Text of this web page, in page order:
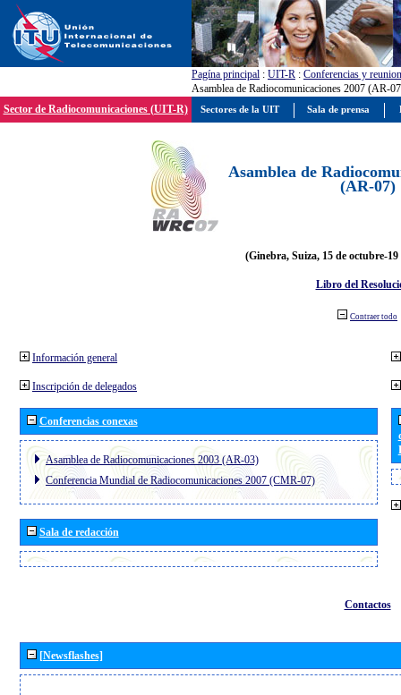
Pagína principal : UIT-R : Conferencias y
Asamblea de Radiocomunicaciones 2007 (AR-
Sector de Radiocomunicaciones (UIT-R)
Asamblea de
(AR-07)
(Ginebra, Suiza, 15 de octubre-19
Libro del
Contraer todo
Información general
Inscripción de delegados
Conferencias conexas
Asamblea de Radiocomunicaciones 2003 (AR-03)
Conferencia Mundial de Radiocomunicaciones 2007 (CMR-07)
Sala de redacción
Contactos
[Newsflashes]
Sectores de la UIT Sala de prensa